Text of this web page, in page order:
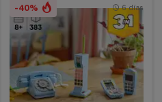
-40% 6 días